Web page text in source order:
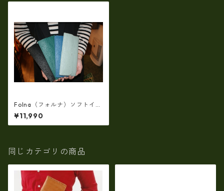
Folna（フォルナ）ソフトイタ
リアンレザー(アドリアレザ
ー）薄マチ長財布 fo-299388
4
¥11,990
同じカテゴリの商品